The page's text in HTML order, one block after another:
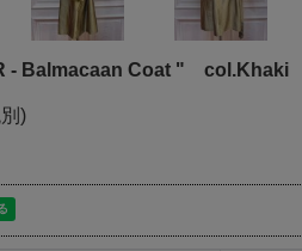
- Balmacaan Coat " col.Khaki
)